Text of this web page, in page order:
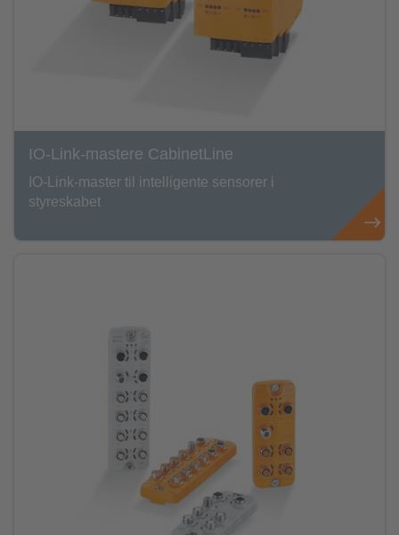
IO-Link-mastere CabinetLine
IO-Link-master til intelligente sensorer i
styreskabet